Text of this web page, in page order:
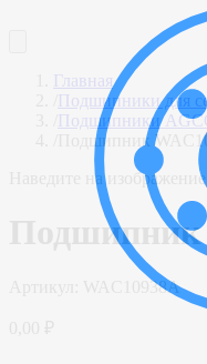
Главная
Подшипники для
Подшипники
Подшипник
Наведите на
Подшипник
WAC10938A